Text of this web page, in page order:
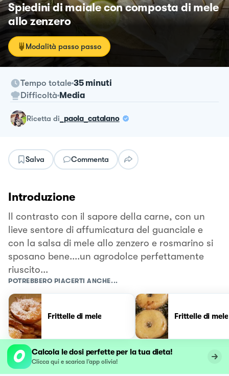
Spiedini di maiale con composta di mele
allo zenzero
Modalità passo passo
Tempo totale 35 minuti
Difficoltà Media
ricetta di _paola_catalano
Salva Commenta
Introduzione
Il contrasto con il sapore della carne, con un
lieve sentore di affumicatura del guanciale e
con la salsa di mele allo zenzero e rosmarino si
sposano bene....un agrodolce perfettamente
riuscito...
POTREBBERO PIACERTI ANCHE...
Frittelle di mele Frittelle di mele
Calcola le dosi perfette per la tua dieta!
Clicca qui e scarica l’app olivia!